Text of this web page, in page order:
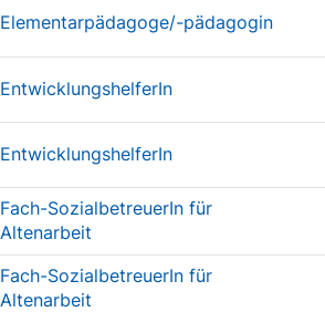
Elementarpädagoge/-pädagogin
EntwicklungshelferIn
EntwicklungshelferIn
Fach-SozialbetreuerIn für
Altenarbeit
Fach-SozialbetreuerIn für
Altenarbeit